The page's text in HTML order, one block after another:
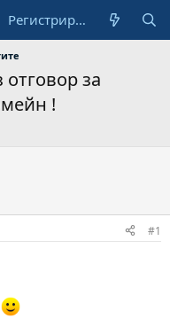
Регистрирай се
за
!
#1